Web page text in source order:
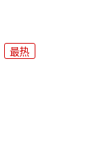
最热